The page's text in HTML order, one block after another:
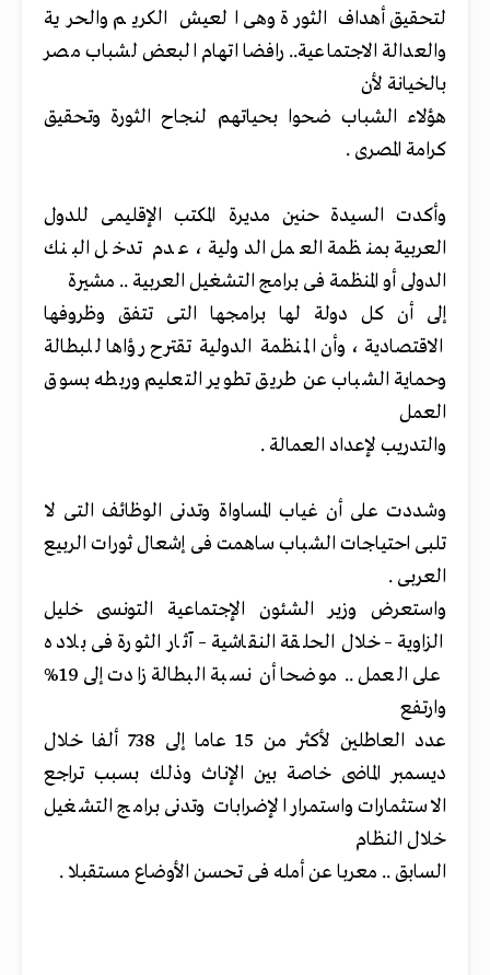
لتحقيق أهداف الثورة وهى العيش الكريم والحرية
والعدالة الاجتماعية.. رافضا اتهام البعض لشباب مصر
بالخيانة لأن
هؤلاء الشباب ضحوا بحياتهم لنجاح الثورة وتحقيق
كرامة المصرى .
وأكدت السيدة حنين مديرة المكتب الإقليمى للدول
العربية بمنظمة العمل الدولية ، عدم تدخل البنك
الدولى أو المنظمة فى برامج التشغيل العربية .. مشيرة
إلى أن كل دولة لها برامجها التى تتفق وظروفها
الاقتصادية ، وأن المنظمة الدولية تقترح رؤاها للبطالة
وحماية الشباب عن طريق تطوير التعليم وربطه بسوق
العمل
والتدريب لإعداد العمالة .
وشددت على أن غياب المساواة وتدنى الوظائف التى لا
تلبى احتياجات الشباب ساهمت فى إشعال ثورات الربيع
العربى .
واستعرض وزير الشئون الإجتماعية التونسى خليل
الزاوية – خلال الحلقة النقاشية – آثار الثورة فى بلاده
على العمل .. موضحا أن نسبة البطالة زادت إلى 19%
وارتفع
عدد العاطلين لأكثر من 15 عاما إلى 738 ألفا خلال
ديسمبر الماضى خاصة بين الإناث وذلك بسبب تراجع
الاستثمارات واستمرار الإضرابات وتدنى برامج التشغيل
خلال النظام
السابق .. معربا عن أمله فى تحسن الأوضاع مستقبلا .